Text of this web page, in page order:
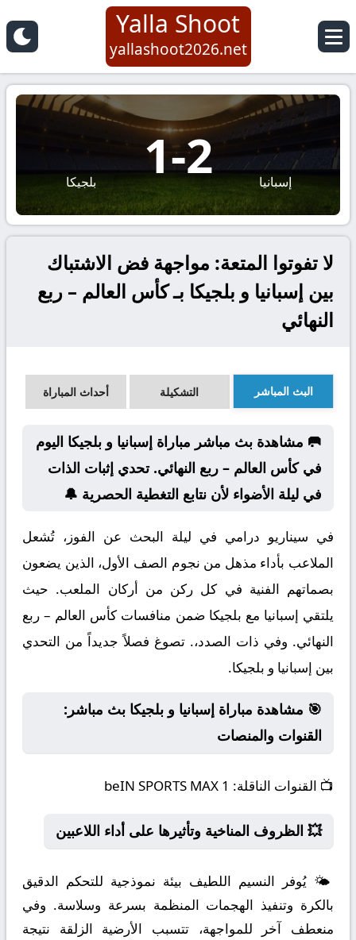
Yalla Shoot
yallashoot2026.net
إسبانيا 2
-
1 بلجيكا
لا تفوتوا المتعة: مواجهة فض الاشتباك
بين إسبانيا و بلجيكا بـ كأس العالم – ربع
النهائي
البث المباشر التشكيلة أحداث المباراة
🥅 مشاهدة بث مباشر مباراة إسبانيا و بلجيكا اليوم
في كأس العالم – ربع النهائي. تحدي إثبات الذات
في ليلة الأضواء لأن نتابع التغطية الحصرية 🔔
في سيناريو درامي في ليلة البحث عن الفوز، تُشعل
الملاعب بأداء مذهل من نجوم الصف الأول، الذين يضعون
بصماتهم الفنية في كل ركن من أركان الملعب. حيث
يلتقي إسبانيا مع بلجيكا ضمن منافسات كأس العالم – ربع
النهائي. وفي ذات الصدد،. تصوغ فصلاً جديداً من التحدي
بين إسبانيا و بلجيكا.
🎯 مشاهدة مباراة إسبانيا و بلجيكا بث مباشر:
القنوات والمنصات
📺 القنوات الناقلة:
💥 الظروف المناخية وتأثيرها على أداء اللاعبين
🌤️ يُوفر النسيم اللطيف بيئة نموذجية للتحكم الدقيق
بالكرة وتنفيذ الهجمات المنظمة بسرعة وسلاسة. وفي
منعطف آخر للمواجهة، تتسبب الأرضية الزلقة نتيجة